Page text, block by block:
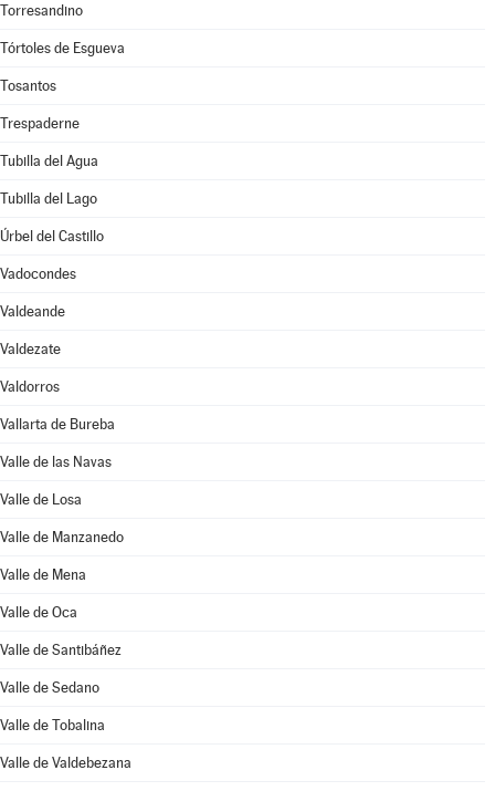
Torresandino
Tórtoles de Esgueva
Tosantos
Trespaderne
Tubilla del Agua
Tubilla del Lago
Úrbel del Castillo
Vadocondes
Valdeande
Valdezate
Valdorros
Vallarta de Bureba
Valle de las Navas
Valle de Losa
Valle de Manzanedo
Valle de Mena
Valle de Oca
Valle de Santibáñez
Valle de Sedano
Valle de Tobalina
Valle de Valdebezana